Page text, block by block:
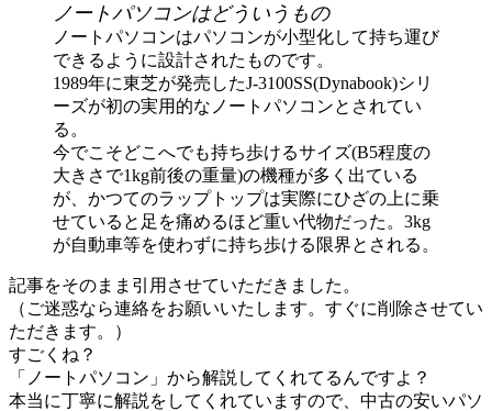
ノートパソコンはどういうもの
ノートパソコンはパソコンが小型化して持ち運び
できるように設計されたものです。
1989年に東芝が発売したJ-3100SS(Dynabook)シリ
ーズが初の実用的なノートパソコンとされてい
る。
今でこそどこへでも持ち歩けるサイズ(B5程度の
大きさで1kg前後の重量)の機種が多く出ている
が、かつてのラップトップは実際にひざの上に乗
せていると足を痛めるほど重い代物だった。3kg
が自動車等を使わずに持ち歩ける限界とされる。
記事をそのまま引用させていただきました。
（ご迷惑なら連絡をお願いいたします。すぐに削除させてい
ただきます。）
すごくね？
「ノートパソコン」から解説してくれてるんですよ？
本当に丁寧に解説をしてくれていますので、中古の安いパソ